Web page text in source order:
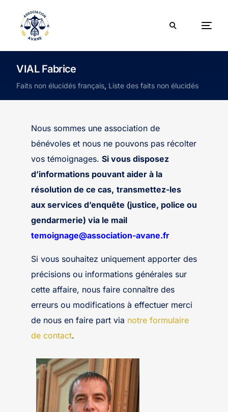
VIAL Fabrice
Faits non élucidés français, Liste des faits non élucidés
Nous sommes une association de
bénévoles et nous ne pouvons pas récolter
vos témoignages. Si vous disposez
d’informations pouvant aider à la
résolution de ce cas, transmettez-les
aux services d’enquête (justice, police ou
gendarmerie) via le mail
temoignage@association-avane.fr
Si vous souhaitez uniquement apporter des
précisions ou informations générales sur
cette affaire, nous faire connaître des
erreurs ou modifications à effectuer merci
de nous en faire part via notre formulaire
de contact.